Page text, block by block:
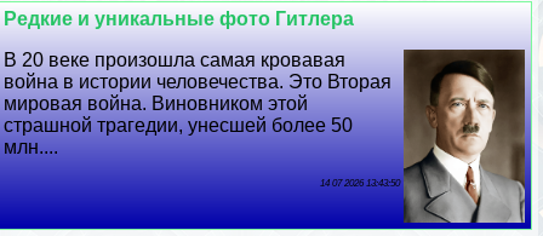
Редкие и уникальные фото Гитлера
В 20 веке произошла самая кровавая
война в истории человечества. Это Вторая
мировая война. Виновником этой
страшной трагедии, унесшей более 50
млн....
14 07 2026 13:43:50